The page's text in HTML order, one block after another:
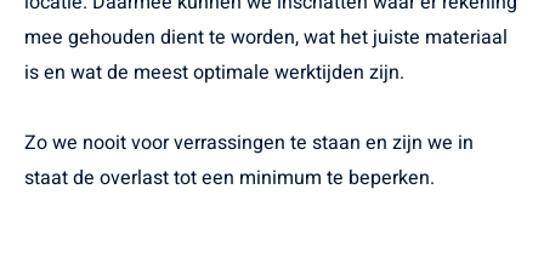
mee gehouden dient te worden, wat het juiste materiaal
is en wat de meest optimale werktijden zijn.
Zo we nooit voor verrassingen te staan en zijn we in
staat de overlast tot een minimum te beperken.